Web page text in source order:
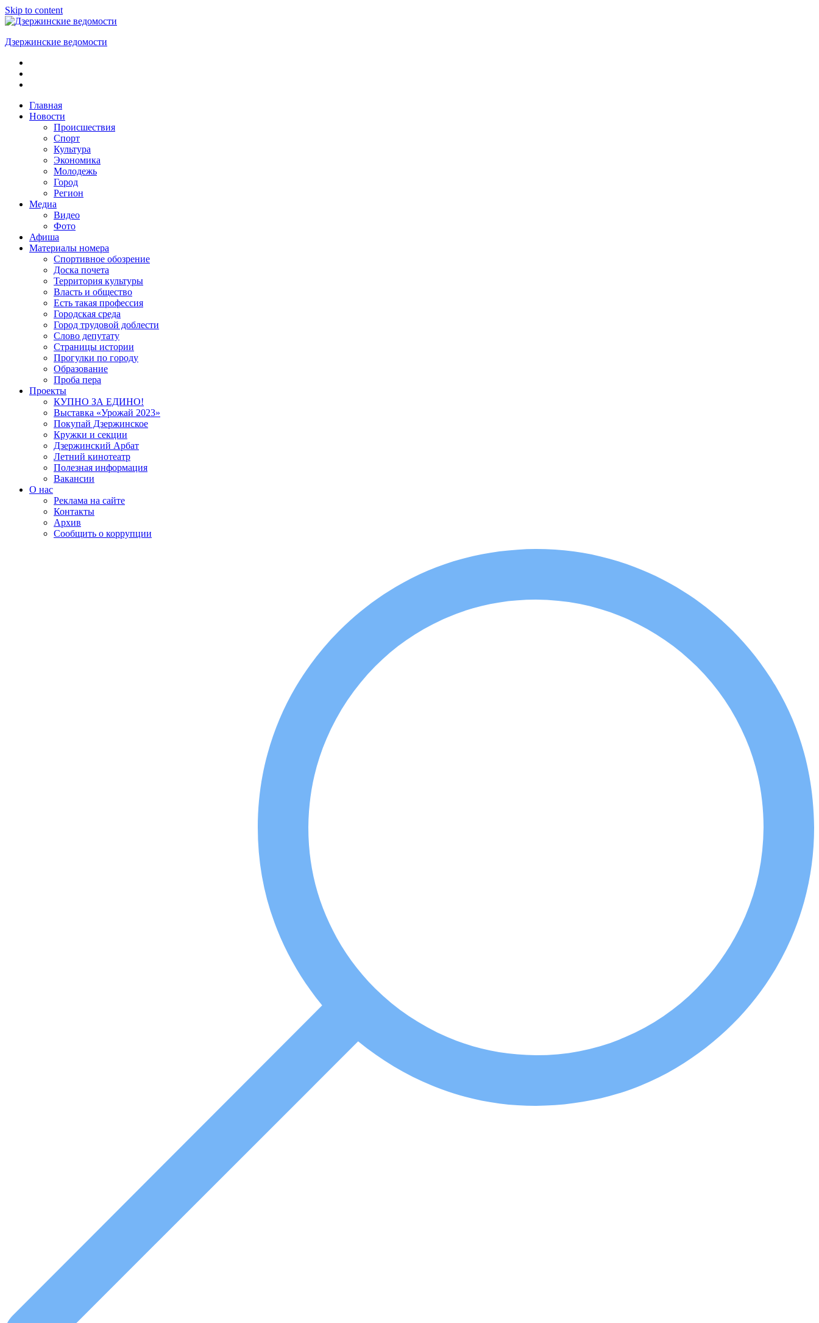
Skip to content
Дзержинские ведомости
ОБЩЕСТВЕННО-
ПОЛИТИЧЕСКАЯ
ГАЗЕТАГлавная
Новости
Происшествия
Спорт
Культура
Экономика
Молодежь
Город
Регион
Медиа
Видео
Фото
Афиша
Материалы номера
Спортивное обозрение
Доска почета
Территория культуры
Власть и общество
Есть такая профессия
Городская среда
Город трудовой доблести
Слово депутату
Страницы истории
Прогулки по городу
Образование
Проба пера
Проекты
КУПНО ЗА ЕДИНО!
Выставка «Урожай 2023»
Покупай Дзержинское
Кружки и секции
Дзержинский Арбат
Летний кинотеатр
Полезная информация
Вакансии
О нас
Реклама на сайте
Контакты
Архив
Сообщить о коррупции